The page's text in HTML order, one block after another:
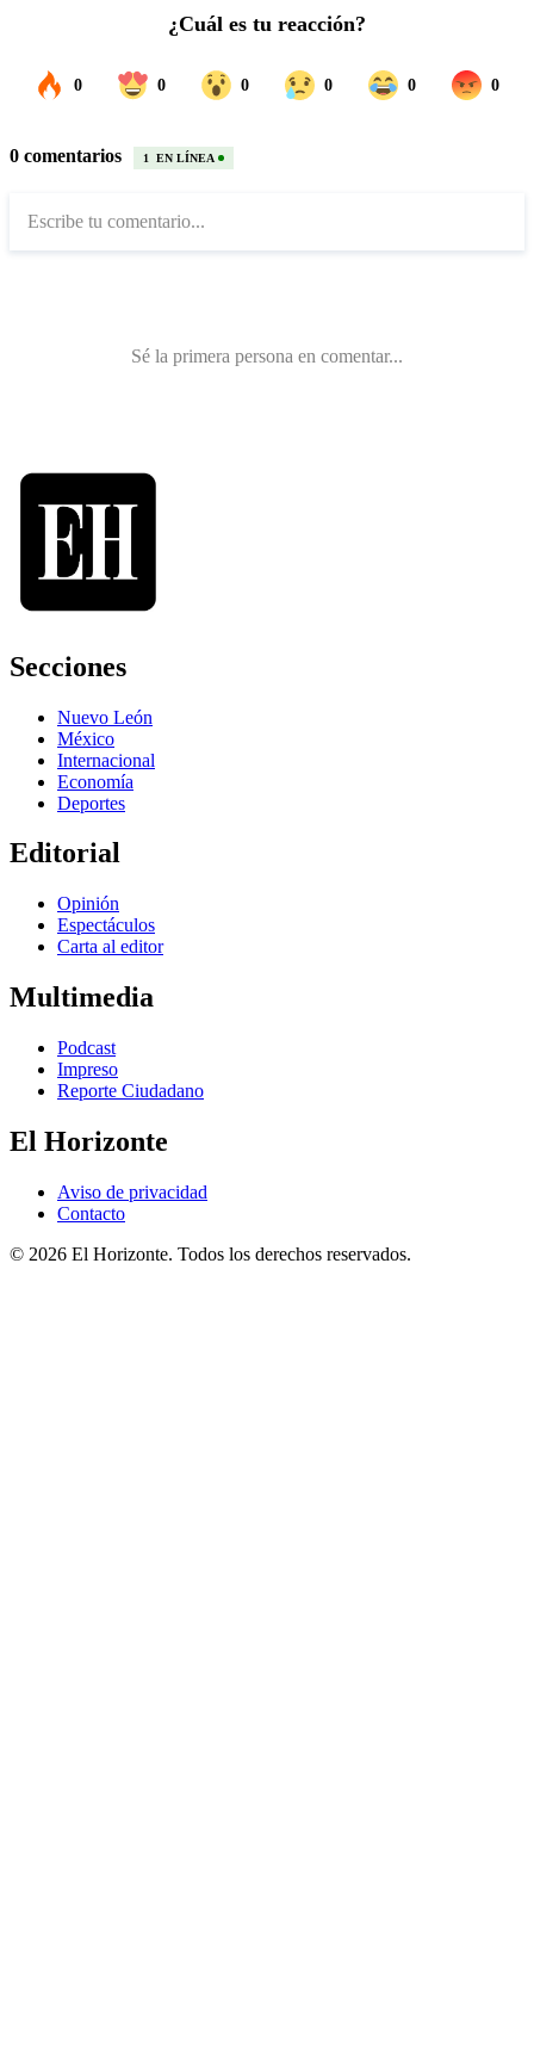
Secciones
Nuevo León
México
Internacional
Economía
Deportes
Editorial
Opinión
Espectáculos
Carta al editor
Multimedia
Podcast
Impreso
Reporte Ciudadano
El Horizonte
Aviso de privacidad
Contacto
© 2026 El Horizonte. Todos los derechos reservados.